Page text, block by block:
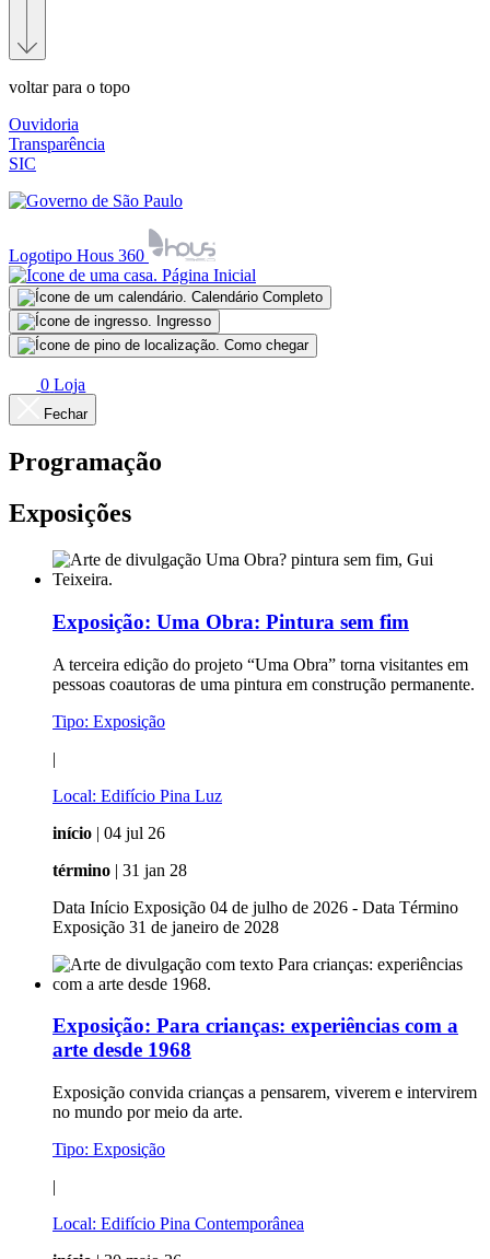
voltar para o topo
Ouvidoria
Transparência
SIC
Logotipo Hous 360
Página Inicial
Calendário Completo
Ingresso
Como chegar
0 Loja
Fechar
Programação
Exposições
Exposição: Uma Obra: Pintura sem fim
A terceira edição do projeto “Uma Obra” torna visitantes em
pessoas coautoras de uma pintura em construção permanente.
Tipo: Exposição
|
Local: Edifício Pina Luz
início | 04 jul 26
término | 31 jan 28
Data Início Exposição 04 de julho de 2026 - Data Término
Exposição 31 de janeiro de 2028
Exposição: Para crianças: experiências com a
arte desde 1968
Exposição convida crianças a pensarem, viverem e intervirem
no mundo por meio da arte.
Tipo: Exposição
|
Local: Edifício Pina Contemporânea